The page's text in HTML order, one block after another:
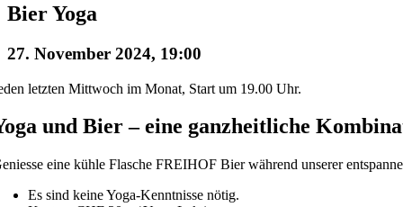
Bier Yoga
27. November 2024, 19:00
letzten Mittwoch im Monat, Start um 19.00 Uhr.
und Bier – eine ganzheitliche
eine kühle Flasche FREIHOF Bier während unserer
Es sind keine Yoga-Kenntnisse nötig.